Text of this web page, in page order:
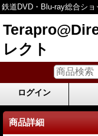
鉄道DVD・Blu-ray総合ショ
レクト
ログイン
商品詳細